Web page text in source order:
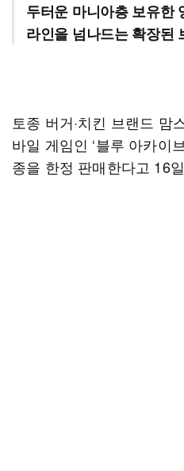
두터운 마니아층 보유한
라인을 넘나드는 확장된
토종 버거·치킨 브랜드 맘
바일 게임인 ‘블루 아카이
종을 한정 판매한다고 16